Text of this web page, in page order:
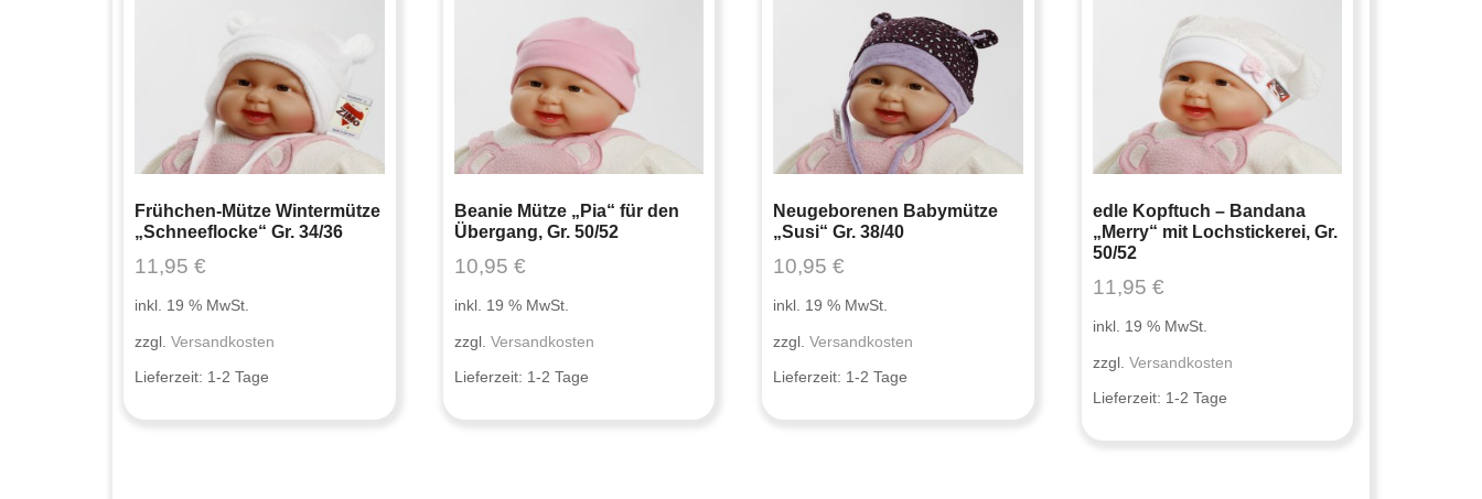
Frühchen-Mütze Wintermütze
„Schneeflocke“ Gr. 34/36
11,95 €
inkl. 19 % MwSt.
zzgl. Versandkosten
Lieferzeit: 1-2 Tage
Beanie Mütze „Pia“ für den
Übergang, Gr. 50/52
10,95 €
inkl. 19 % MwSt.
zzgl. Versandkosten
Lieferzeit: 1-2 Tage
Neugeborenen Babymütze
„Susi“ Gr. 38/40
10,95 €
inkl. 19 % MwSt.
zzgl. Versandkosten
Lieferzeit: 1-2 Tage
edle Kopftuch – Bandana
„Merry“ mit Lochstickerei, Gr.
50/52
11,95 €
inkl. 19 % MwSt.
zzgl. Versandkosten
Lieferzeit: 1-2 Tage